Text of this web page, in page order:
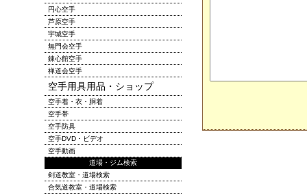
円心空手
芦原空手
宇城空手
無門会空手
錬心館空手
禅道会空手
空手用具用品・ショップ
空手着・衣・胴着
空手帯
空手防具
空手DVD・ビデオ
空手動画
道場・ジム検索
剣道教室・道場検索
合気道教室・道場検索